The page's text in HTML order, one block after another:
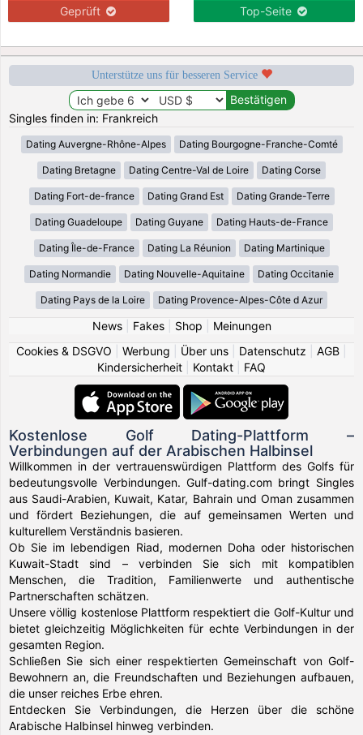
Geprüft Top-Seite
Unterstütze uns für besseren Service
Singles finden in: Frankreich
Dating Auvergne-Rhône-Alpes Dating Bourgogne-Franche-Comté
Dating Bretagne Dating Centre-Val de Loire Dating Corse
Dating Fort-de-france Dating Grand Est Dating Grande-Terre
Dating Guadeloupe Dating Guyane Dating Hauts-de-France
Dating Île-de-France Dating La Réunion Dating Martinique
Dating Normandie Dating Nouvelle-Aquitaine Dating Occitanie
Dating Pays de la Loire Dating Provence-Alpes-Côte d Azur
News| Fakes| Shop
Meinungen
Cookies & DSGVO
Werbung Über uns Datenschutz AGB
Kindersicherheit
Kontakt FAQ
Kostenlose Golf Dating-Plattform –
Verbindungen auf der Arabischen Halbinsel
Willkommen in der vertrauenswürdigen Plattform des Golfs für
bedeutungsvolle Verbindungen. Gulf-dating.com bringt Singles
aus Saudi-Arabien, Kuwait, Katar, Bahrain und Oman zusammen
und fördert Beziehungen, die auf gemeinsamen Werten und
kulturellem Verständnis basieren.
Ob Sie im lebendigen Riad, modernen Doha oder historischen
Kuwait-Stadt sind – verbinden Sie sich mit kompatiblen
Menschen, die Tradition, Familienwerte und authentische
Partnerschaften schätzen.
Unsere völlig kostenlose Plattform respektiert die Golf-Kultur und
bietet gleichzeitig Möglichkeiten für echte Verbindungen in der
gesamten Region.
Schließen Sie sich einer respektierten Gemeinschaft von Golf-
Bewohnern an, die Freundschaften und Beziehungen aufbauen,
die unser reiches Erbe ehren.
Entdecken Sie Verbindungen, die Herzen über die schöne
Arabische Halbinsel hinweg verbinden.